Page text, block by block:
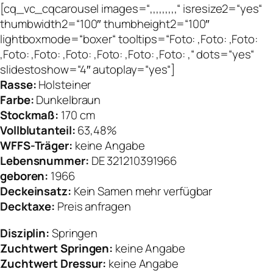
[cq_vc_cqcarousel images=“,,,,,,,,,“ isresize2=“yes“
thumbwidth2=“100″ thumbheight2=“100″
lightboxmode=“boxer“ tooltips=“Foto: ,Foto: ,Foto:
,Foto: ,Foto: ,Foto: ,Foto: ,Foto: ,Foto: ,“ dots=“yes“
slidestoshow=“4″ autoplay=“yes“]
Rasse:Holsteiner
Farbe:Dunkelbraun
Stockmaß: 170 cm
Vollblutanteil:63,48%
WFFS-Träger: keine Angabe
Lebensnummer: DE 321210391966
geboren: 1966
Deckeinsatz: Kein Samen mehr verfügbar
Decktaxe: Preis anfragen
Disziplin:Springen
Zuchtwert Springen: keine Angabe
Zuchtwert Dressur: keine Angabe